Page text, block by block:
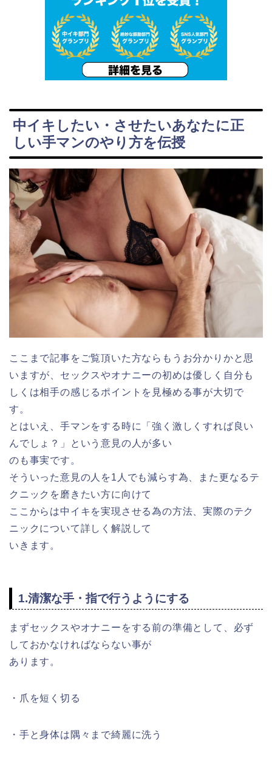
中イキしたい・させたいあなたに正
しい手マンのやり方を伝授
ここまで記事をご覧頂いた方ならもうお分かりかと思
いますが、セックスやオナニーの初めは優しく自分も
しくは相手の感じるポイントを見極める事が大切で
す。
とはいえ、手マンをする時に「強く激しくすれば良い
んでしょ？」という意見の人が多い
のも事実です。
そういった意見の人を1人でも減らす為、また更なるテ
クニックを磨きたい方に向けて
ここからは中イキを実現させる為の方法、実際のテク
ニックについて詳しく解説して
いきます。
1.清潔な手・指で行うようにする
まずセックスやオナニーをする前の準備として、必ず
しておかなければならない事が
あります。
・爪を短く切る
・手と身体は隅々まで綺麗に洗う